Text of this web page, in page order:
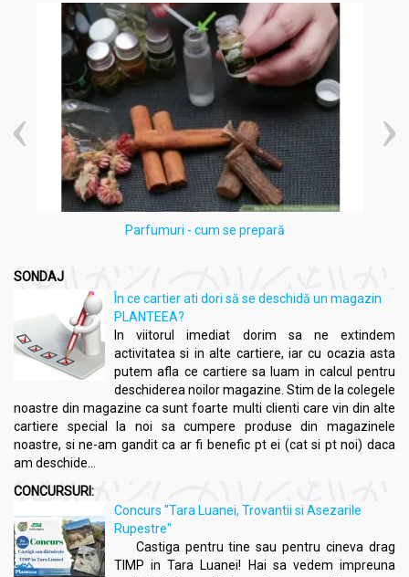
Parfumuri - cum se prepară
SONDAJ
În ce cartier ati dori să se deschidă un magazin
PLANTEEA?
In viitorul imediat dorim sa ne extindem
activitatea si in alte cartiere, iar cu ocazia asta
putem afla ce cartiere sa luam in calcul pentru
deschiderea noilor magazine. Stim de la colegele
noastre din magazine ca sunt foarte multi clienti care vin din alte
cartiere special la noi sa cumpere produse din magazinele
noastre, si ne-am gandit ca ar fi benefic pt ei (cat si pt noi) daca
am deschide...
CONCURSURI:
Concurs "Tara Luanei, Trovantii si Asezarile
Rupestre"
Castiga pentru tine sau pentru cineva drag
TIMP in Tara Luanei! Hai sa vedem impreuna